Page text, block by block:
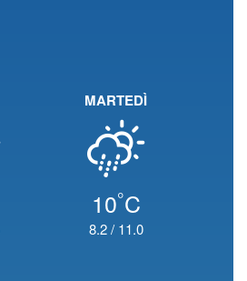
MARTEDÌ
10°C
8.2/ 11.0